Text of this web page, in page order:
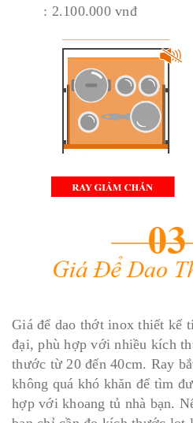
: 2.100.000 vnđ
Giá để dao thớt inox thiết kế
đại, phù hợp với nhiều kích
thước từ 20 đến 40cm. Ray
không quá khó khăn để tìm
hợp với khoang tủ nhà bạn.